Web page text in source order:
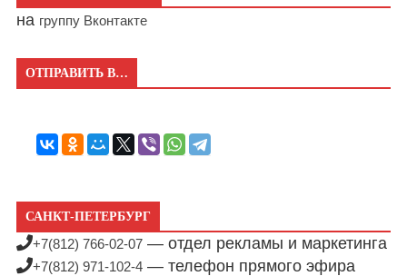
на группу Вконтакте
ОТПРАВИТЬ В…
САНКТ-ПЕТЕРБУРГ
+7(812) 766-02-07 — отдел рекламы и маркетинга
+7(812) 971-102-4 — телефон прямого эфира